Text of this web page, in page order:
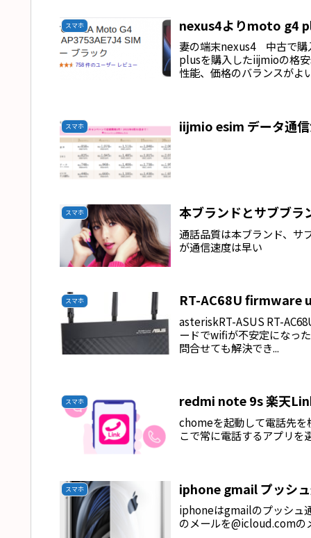
スマホ nexus4よりmoto g4
妻の端末nexus4 中古で購
plusを購入したiijmioの格
性能、価格のバランスがよ
スマホ iijmio esim データ通
スマホ 本ブランドとサブブラ
通話品質は本ブランド、サ
が通信速度は早い
スマホ RT-AC68U
asteriskRT-ASUS RT-
ードでwifiが不安定になっ
問合せても解決でき...
スマホ redmi note 9s 楽天
chomeを起動して電話先を
こで常に電話するアプリを
スマホ iphone gmail プッシ
iphoneはgmailのプッシュ
のメールを@icloud.comの